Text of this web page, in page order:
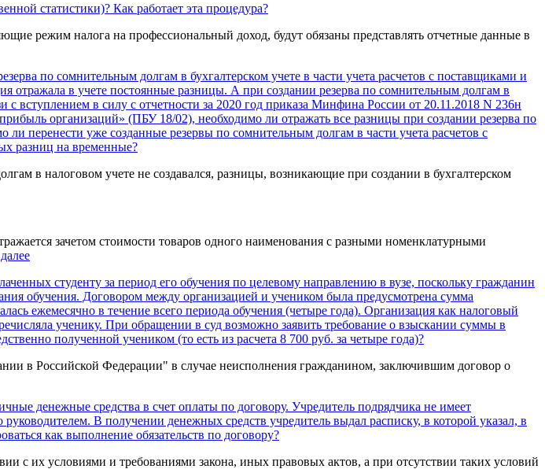
статистики)? Как работает эта процедура?
режим налога на профессиональный доход, будут обязаны представлять отчетные данные в
по сомнительным долгам в бухгалтерском учете в части учета расчетов с поставщиками и
отражала в учете постоянные разницы. А при создании резерва по сомнительным долгам в
вступлением в силу с отчетности за 2020 год приказа Минфина России от 20.11.2018 N 236н
организаций» (ПБУ 18/02), необходимо ли отражать все разницы при создании резерва по
перенести уже созданные резервы по сомнительным долгам в части учета расчетов с
разниц на временные?
в налоговом учете не создавался, разницы, возникающие при создании в бухгалтерском
зачетом стоимости товаров одного наименования с разными номенклатурными
далее
студенту за период его обучения по целевому направлению в вузе, поскольку гражданин
обучения. Договором между организацией и учеником была предусмотрена сумма
ежемесячно в течение всего периода обучения (четыре года). Организация как налоговый
ученику. При обращении в суд возможно заявить требование о взыскании суммы в
полученной учеником (то есть из расчета 8 700 руб. за четыре года)?
в Российской Федерации" в случае неисполнения гражданином, заключившим договор о
денежные средства в счет оплаты по договору. Учредитель подрядчика не имеет
В получении денежных средств учредитель выдал расписку, в которой указал, в
как выполнение обязательств по договору?
с их условиями и требованиями закона, иных правовых актов, а при отсутствии таких условий